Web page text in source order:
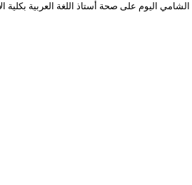
اليوم على صحة أستاذ اللغة العربية بكلية